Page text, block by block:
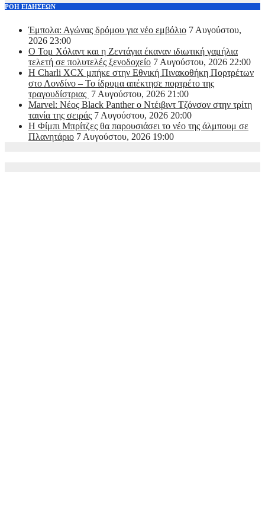
ΡΟΗ ΕΙΔΗΣΕΩΝ
Έμπολα: Αγώνας δρόμου για νέο εμβόλιο 7 Αυγούστου,
2026 23:00
O Τομ Χόλαντ και η Ζεντάγια έκαναν ιδιωτική γαμήλια
τελετή σε πολυτελές ξενοδοχείο 7 Αυγούστου, 2026 22:00
Η Charli XCX μπήκε στην Εθνική Πινακοθήκη Πορτρέτων
στο Λονδίνο – Το ίδρυμα απέκτησε πορτρέτο της
τραγουδίστριας 7 Αυγούστου, 2026 21:00
Marvel: Νέος Black Panther ο Ντέιβιντ Τζόνσον στην τρίτη
ταινία της σειράς 7 Αυγούστου, 2026 20:00
Η Φίμπι Μπρίτζες θα παρουσιάσει το νέο της άλμπουμ σε
Πλανητάριο 7 Αυγούστου, 2026 19:00